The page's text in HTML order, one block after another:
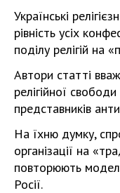
Українські
рівність усіх
поділу релігій на
Автори статті
релігійної
представників
На їхню думку,
організації на
повторюють
Росії.